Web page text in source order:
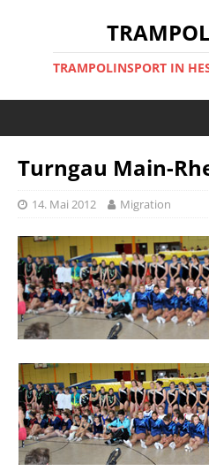
TRAMPOLINSPORT IN
Turngau Main-
14. Mai 2012 Migration